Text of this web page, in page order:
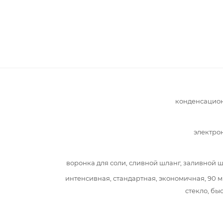
воронка для соли, сливной шланг, заливной
интенсивная, стандартная, экономичная, 90
стекло,